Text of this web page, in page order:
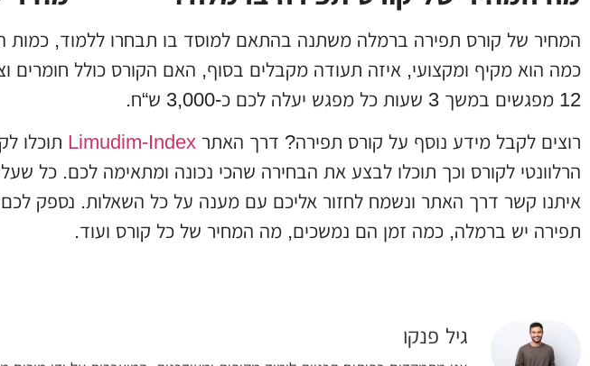
המחיר של קורס תפירה ברמלה משתנה בהתאם למוסד בו תבחרו ללמוד, כמות
כמה הוא מקיף ומקצועי, איזה תעודה מקבלים בסוף, האם הקורס כולל חומרים
12 מפגשים במשך 3 שעות כל מפגש יעלה לכם כ-3,000 ש“ח.
רוצים לקבל מידע נוסף על קורס תפירה? דרך האתר Limudim-Index תוכלו
הרלוונטי לקורס וכך תוכלו לבצע את הבחירה שהכי נכונה ומתאימה לכם. כל
איתנו קשר דרך האתר ונשמח לחזור אליכם עם מענה על כל השאלות. נספק לכם
תפירה יש ברמלה, כמה זמן הם נמשכים, מה המחיר של כל קורס ועוד.
גיל פנקו